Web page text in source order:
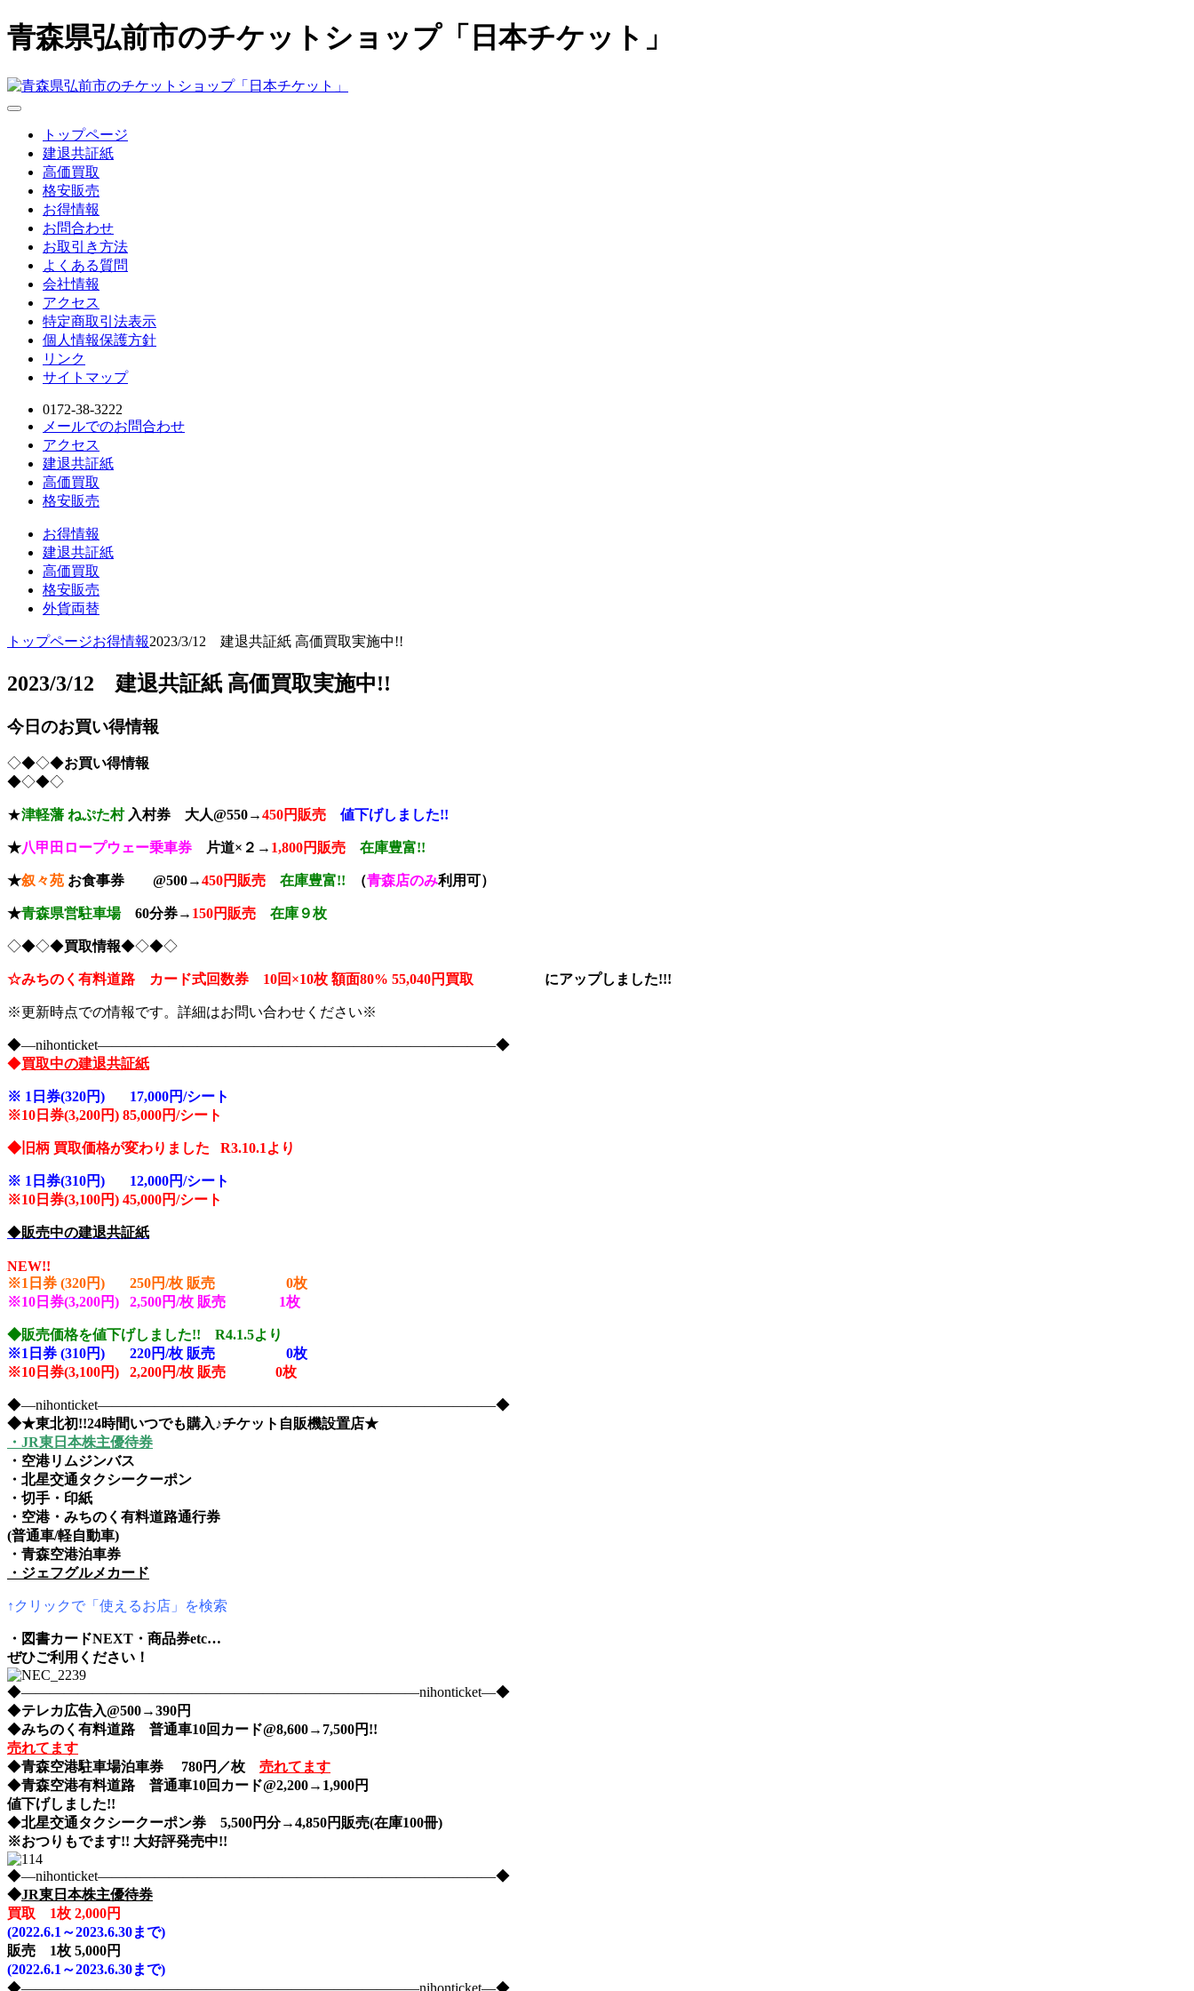
青森県弘前市のチケットショップ「日本チケット」
トップページ
建退共証紙
高価買取
格安販売
お得情報
お問合わせ
お取引き方法
よくある質問
会社情報
アクセス
特定商取引法表示
個人情報保護方針
リンク
サイトマップ
0172-38-3222
メールでのお問合わせ
アクセス
建退共証紙
高価買取
格安販売
お得情報
建退共証紙
高価買取
格安販売
外貨両替
トップページお得情報2023/3/12 建退共証紙 高価買取実施中!!
2023/3/12 建退共証紙 高価買取実施中!!
今日のお買い得情報
◇◆◇◆お買い得情報
◆◇◆◇
★津軽藩 ねぷた村 入村券 大人@550→450円販売 値下げしました!!
★八甲田ロープウェー乗車券 片道×２→ 1,800円販売 在庫豊富!!
★叙々苑 お食事券 @500→450円販売 在庫豊富!! （青森店のみ利用可）
★青森県営駐車場 60分券→ 150円販売 在庫９枚
◇◆◇◆買取情報◆◇◆◇
☆みちのく有料道路 カード式回数券 10回×10枚 額面80% 55,040円買取 にアップしました!!!
※更新時点での情報です。詳細はお問い合わせください※
◆―nihonticket――――――――――――――――――――――――――――◆
◆買取中の建退共証紙
※ 1日券(320円) 17,000円/シート
※10 日券(3,200円) 85,000円/シート
◆旧柄 買取価格が変わりました R3.10.1より
※ 1日券(310円) 12,000円/シート
※10 日券(3,100円) 45,000円/シート
◆販売中の建退共証紙
NEW!!
※1日券 (320円) 250円/枚 販売 0枚
※10日券(3,200円) 2,500円/枚 販売 1枚
◆販売価格を値下げしました!! R4.1.5より
※1日券 (310円) 220円/枚 販売 0枚
※10日券(3,100円) 2,200円/枚 販売 0枚
◆―nihonticket――――――――――――――――――――――――――――◆
◆★東北初!!24時間いつでも購入♪チケット自販機設置店★
・JR東日本株主優待券
・空港リムジンバス
・北星交通タクシークーポン
・切手・印紙
・空港・みちのく有料道路通行券
(普通車/軽自動車)
・青森空港泊車券
・ジェフグルメカード
↑クリックで「使えるお店」を検索
・図書カードNEXT・商品券etc…
ぜひご利用ください！
◆――――――――――――――――――――――――――――nihonticket―◆
◆テレカ広告入@500→390円
◆みちのく有料道路 普通車10回カード@8,600→7,500円!!
売れてます
◆青森空港駐車場泊車券 780円／枚
売れてます
◆青森空港有料道路 普通車10回カード@2,200→1,900円
値下げしました!!
◆北星交通タクシークーポン券 5,500円分→4,850円販売(在庫100冊)
※おつりもでます!! 大好評発売中!!
◆―nihonticket――――――――――――――――――――――――――――◆
◆JR東日本株主優待券
買取 1枚 2,000円
(2022.6.1～2023.6.30まで)
販売 1枚 5,000円
(2022.6.1～2023.6.30まで)